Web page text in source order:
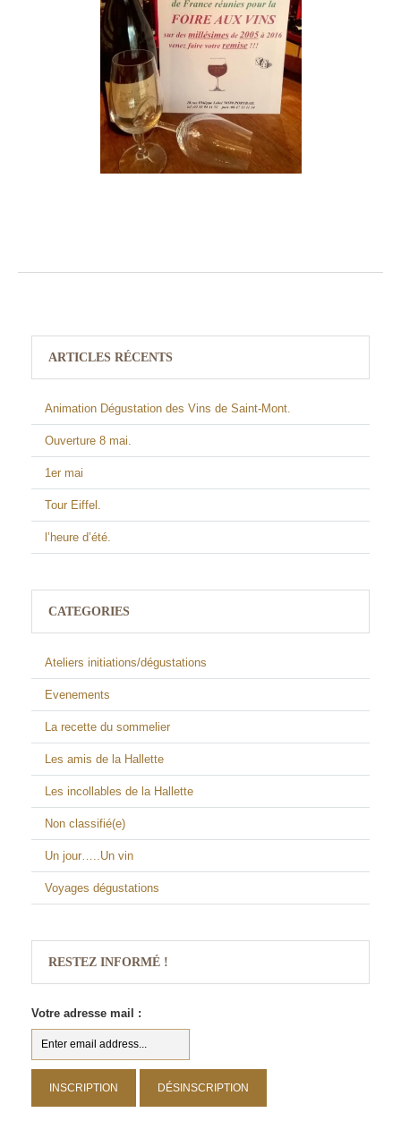
ARTICLES RÉCENTS
Animation Dégustation des Vins de Saint-Mont.
Ouverture 8 mai.
1er mai
Tour Eiffel.
l’heure d’été.
CATEGORIES
Ateliers initiations/dégustations
Evenements
La recette du sommelier
Les amis de la Hallette
Les incollables de la Hallette
Non classifié(e)
Un jour…..Un vin
Voyages dégustations
RESTEZ INFORMÉ !
Votre adresse mail :